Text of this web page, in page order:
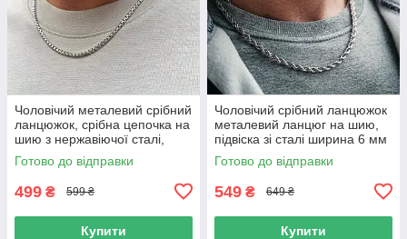
Чоловічий металевий срібний
ланцюжок, срібна цепочка на
шию з нержавіючої сталі,
підвіска Бісмарк 4 мм
Готово до відправки
499 ₴ 599 ₴
Купити
Чоловічий срібний ланцюжок
металевий ланцюг на шию,
підвіска зі сталі ширина 6 мм
Готово до відправки
549 ₴ 649 ₴
Купити